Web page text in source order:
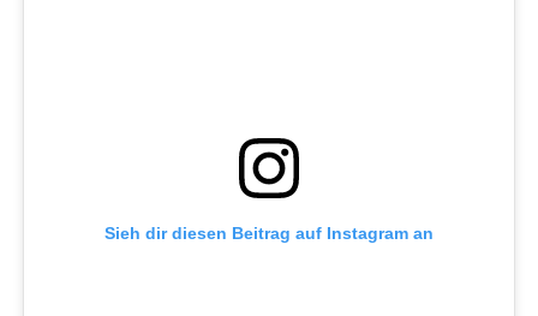
Sieh dir diesen Beitrag auf Instagram an